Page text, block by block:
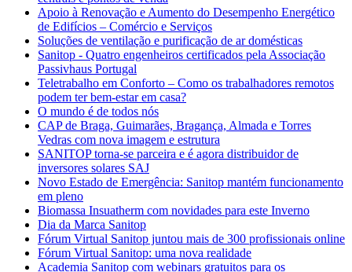
Apoio à Renovação e Aumento do Desempenho Energético
de Edifícios – Comércio e Serviços
Soluções de ventilação e purificação de ar domésticas
Sanitop - Quatro engenheiros certificados pela Associação
Passivhaus Portugal
Teletrabalho em Conforto – Como os trabalhadores remotos
podem ter bem-estar em casa?
O mundo é de todos nós
CAP de Braga, Guimarães, Bragança, Almada e Torres
Vedras com nova imagem e estrutura
SANITOP torna-se parceira e é agora distribuidor de
inversores solares SAJ
Novo Estado de Emergência: Sanitop mantém funcionamento
em pleno
Biomassa Insuatherm com novidades para este Inverno
Dia da Marca Sanitop
Fórum Virtual Sanitop juntou mais de 300 profissionais online
Fórum Virtual Sanitop: uma nova realidade
Academia Sanitop com webinars gratuitos para os